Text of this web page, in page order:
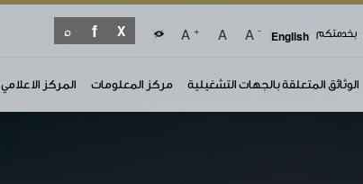
بخدمتكم English
-
A
A
+
A
الوثائق المتعلقة بالجهات التشغيلية مركز المعلومات المركز الاعلامي